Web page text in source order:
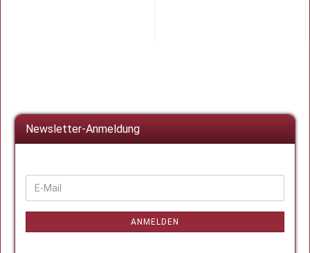
Newsletter-Anmeldung
WEITER
ZUR
NEWSLETTER-
E-
Mail
ANMELDEN